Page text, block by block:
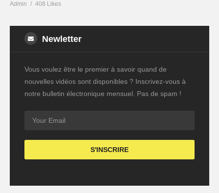
Admin 408 Likes
Newletter
Vous voulez être le premier à savoir quand de
nouvelles vidéos sont disponibles ? Inscrivez-vous à
notre bulletin électronique mensuel. Pas de spam !